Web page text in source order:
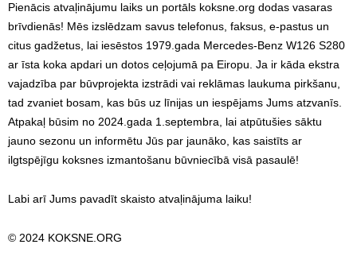
Pienācis atvaļinājumu laiks un portāls koksne.org dodas vasaras
brīvdienās! Mēs izslēdzam savus telefonus, faksus, e-pastus un
citus gadžetus, lai iesēstos 1979.gada Mercedes-Benz W126 S280
ar īsta koka apdari un dotos ceļojumā pa Eiropu. Ja ir kāda ekstra
vajadzība par būvprojekta izstrādi vai reklāmas laukuma pirkšanu,
tad zvaniet bosam, kas būs uz līnijas un iespējams Jums atzvanīs.
Atpakaļ būsim no 2024.gada 1.septembra, lai atpūtušies sāktu
jauno sezonu un informētu Jūs par jaunāko, kas saistīts ar
ilgtspējīgu koksnes izmantošanu būvniecībā visā pasaulē!
Labi arī Jums pavadīt skaisto atvaļinājuma laiku!
© 2024 KOKSNE.ORG